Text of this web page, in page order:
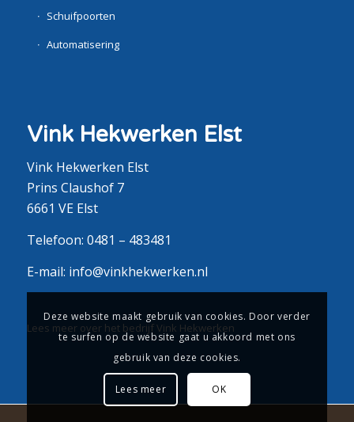
Schuifpoorten
Automatisering
Vink Hekwerken Elst
Vink Hekwerken Elst
Prins Claushof 7
6661 VE Elst
Telefoon: 0481 – 483481
E-mail: info@vinkhekwerken.nl
Lees meer over het bedrijf Vink Hekwerken
Deze website maakt gebruik van cookies. Door verder
te surfen op de website gaat u akkoord met ons
gebruik van deze cookies.
Lees meer OK